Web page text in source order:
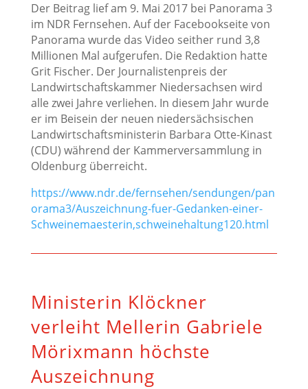
Der Beitrag lief am 9. Mai 2017 bei Panorama 3
im NDR Fernsehen. Auf der Facebookseite von
Panorama wurde das Video seither rund 3,8
Millionen Mal aufgerufen. Die Redaktion hatte
Grit Fischer. Der Journalistenpreis der
Landwirtschaftskammer Niedersachsen wird
alle zwei Jahre verliehen. In diesem Jahr wurde
er im Beisein der neuen niedersächsischen
Landwirtschaftsministerin Barbara Otte-Kinast
(CDU) während der Kammerversammlung in
Oldenburg überreicht.
https://www.ndr.de/fernsehen/sendungen/pan
orama3/Auszeichnung-fuer-Gedanken-einer-
Schweinemaesterin,schweinehaltung120.html
Ministerin Klöckner
verleiht Mellerin Gabriele
Mörixmann höchste
Auszeichnung